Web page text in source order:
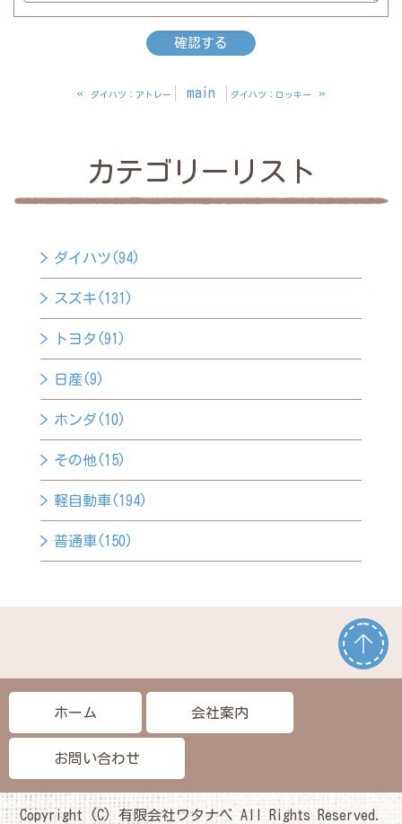
« ダイハツ：アトレー main ダイハツ：ロッキー »
カテゴリーリスト
ダイハツ(94)
スズキ(131)
トヨタ(91)
日産(9)
ホンダ(10)
その他(15)
軽自動車(194)
普通車(150)
ホーム 会社案内
お問い合わせ
Copyright (C) 有限会社ワタナベ All Rights Reserved.